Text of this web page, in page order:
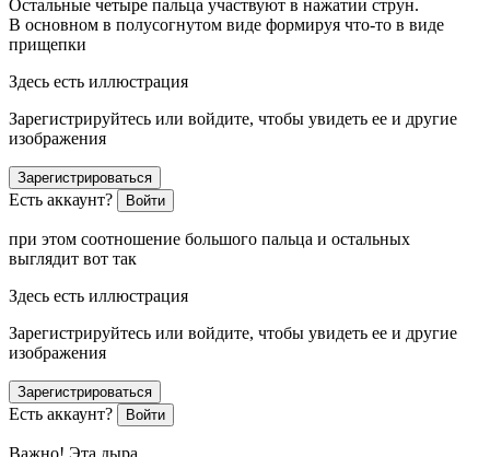
Остальные четыре пальца участвуют в нажатии струн.
В основном в полусогнутом виде формируя что-то в виде
прищепки
Здесь есть иллюстрация
Зарегистрируйтесь или войдите, чтобы увидеть ее и другие
изображения
Зарегистрироваться
Есть аккаунт? Войти
при этом соотношение большого пальца и остальных
выглядит вот так
Здесь есть иллюстрация
Зарегистрируйтесь или войдите, чтобы увидеть ее и другие
изображения
Зарегистрироваться
Есть аккаунт? Войти
Важно! Эта дыра